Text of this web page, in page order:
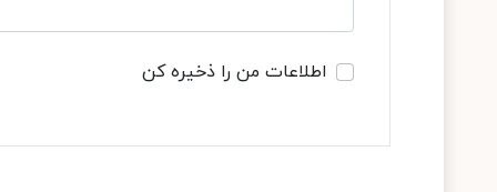
اطلاعات من را ذخیره کن